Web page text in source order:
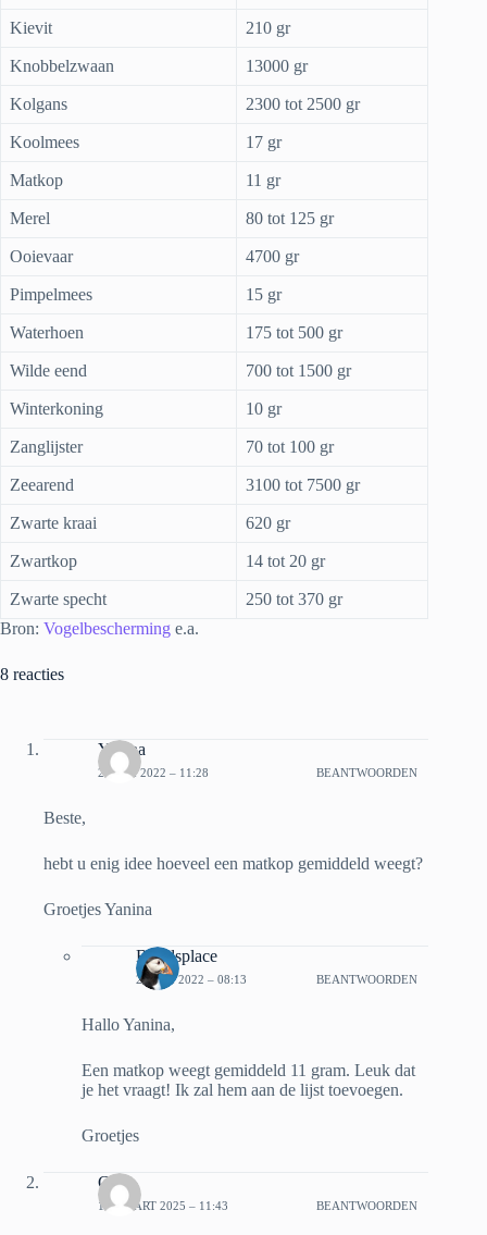
Kievit 210 gr
Knobbelzwaan 13000 gr
Kolgans 2300 tot 2500 gr
Koolmees 17 gr
Matkop 11 gr
Merel 80 tot 125 gr
Ooievaar 4700 gr
Pimpelmees 15 gr
Waterhoen 175 tot 500 gr
Wilde eend 700 tot 1500 gr
Winterkoning 10 gr
Zanglijster 70 tot 100 gr
Zeearend 3100 tot 7500 gr
Zwarte kraai 620 gr
Zwartkop 14 tot 20 gr
Zwarte specht
250 tot 370 gr
Bron: Vogelbescherming e.a.
8 reacties
Yanina
26 MEI 2022 – 11:28 BEANTWOORDEN
Beste,
hebt u enig idee hoeveel een matkop gemiddeld weegt?
Groetjes Yanina
Bbirdsplace
27 MEI 2022 – 08:13 BEANTWOORDEN
Hallo Yanina,
Een matkop weegt gemiddeld 11 gram. Leuk dat
je het vraagt! Ik zal hem aan de lijst toevoegen.
Groetjes
Colin
12 MAART 2025 – 11:43 BEANTWOORDEN